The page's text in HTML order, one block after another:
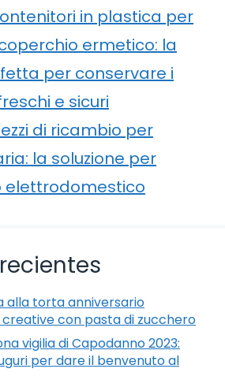
in plastica per
ermetico: la
per conservare i
e sicuri
di ricambio per
la soluzione per
elettrodomestico
alla torta anniversario
con pasta di zucchero
vigilia di Capodanno 2023:
per dare il benvenuto al